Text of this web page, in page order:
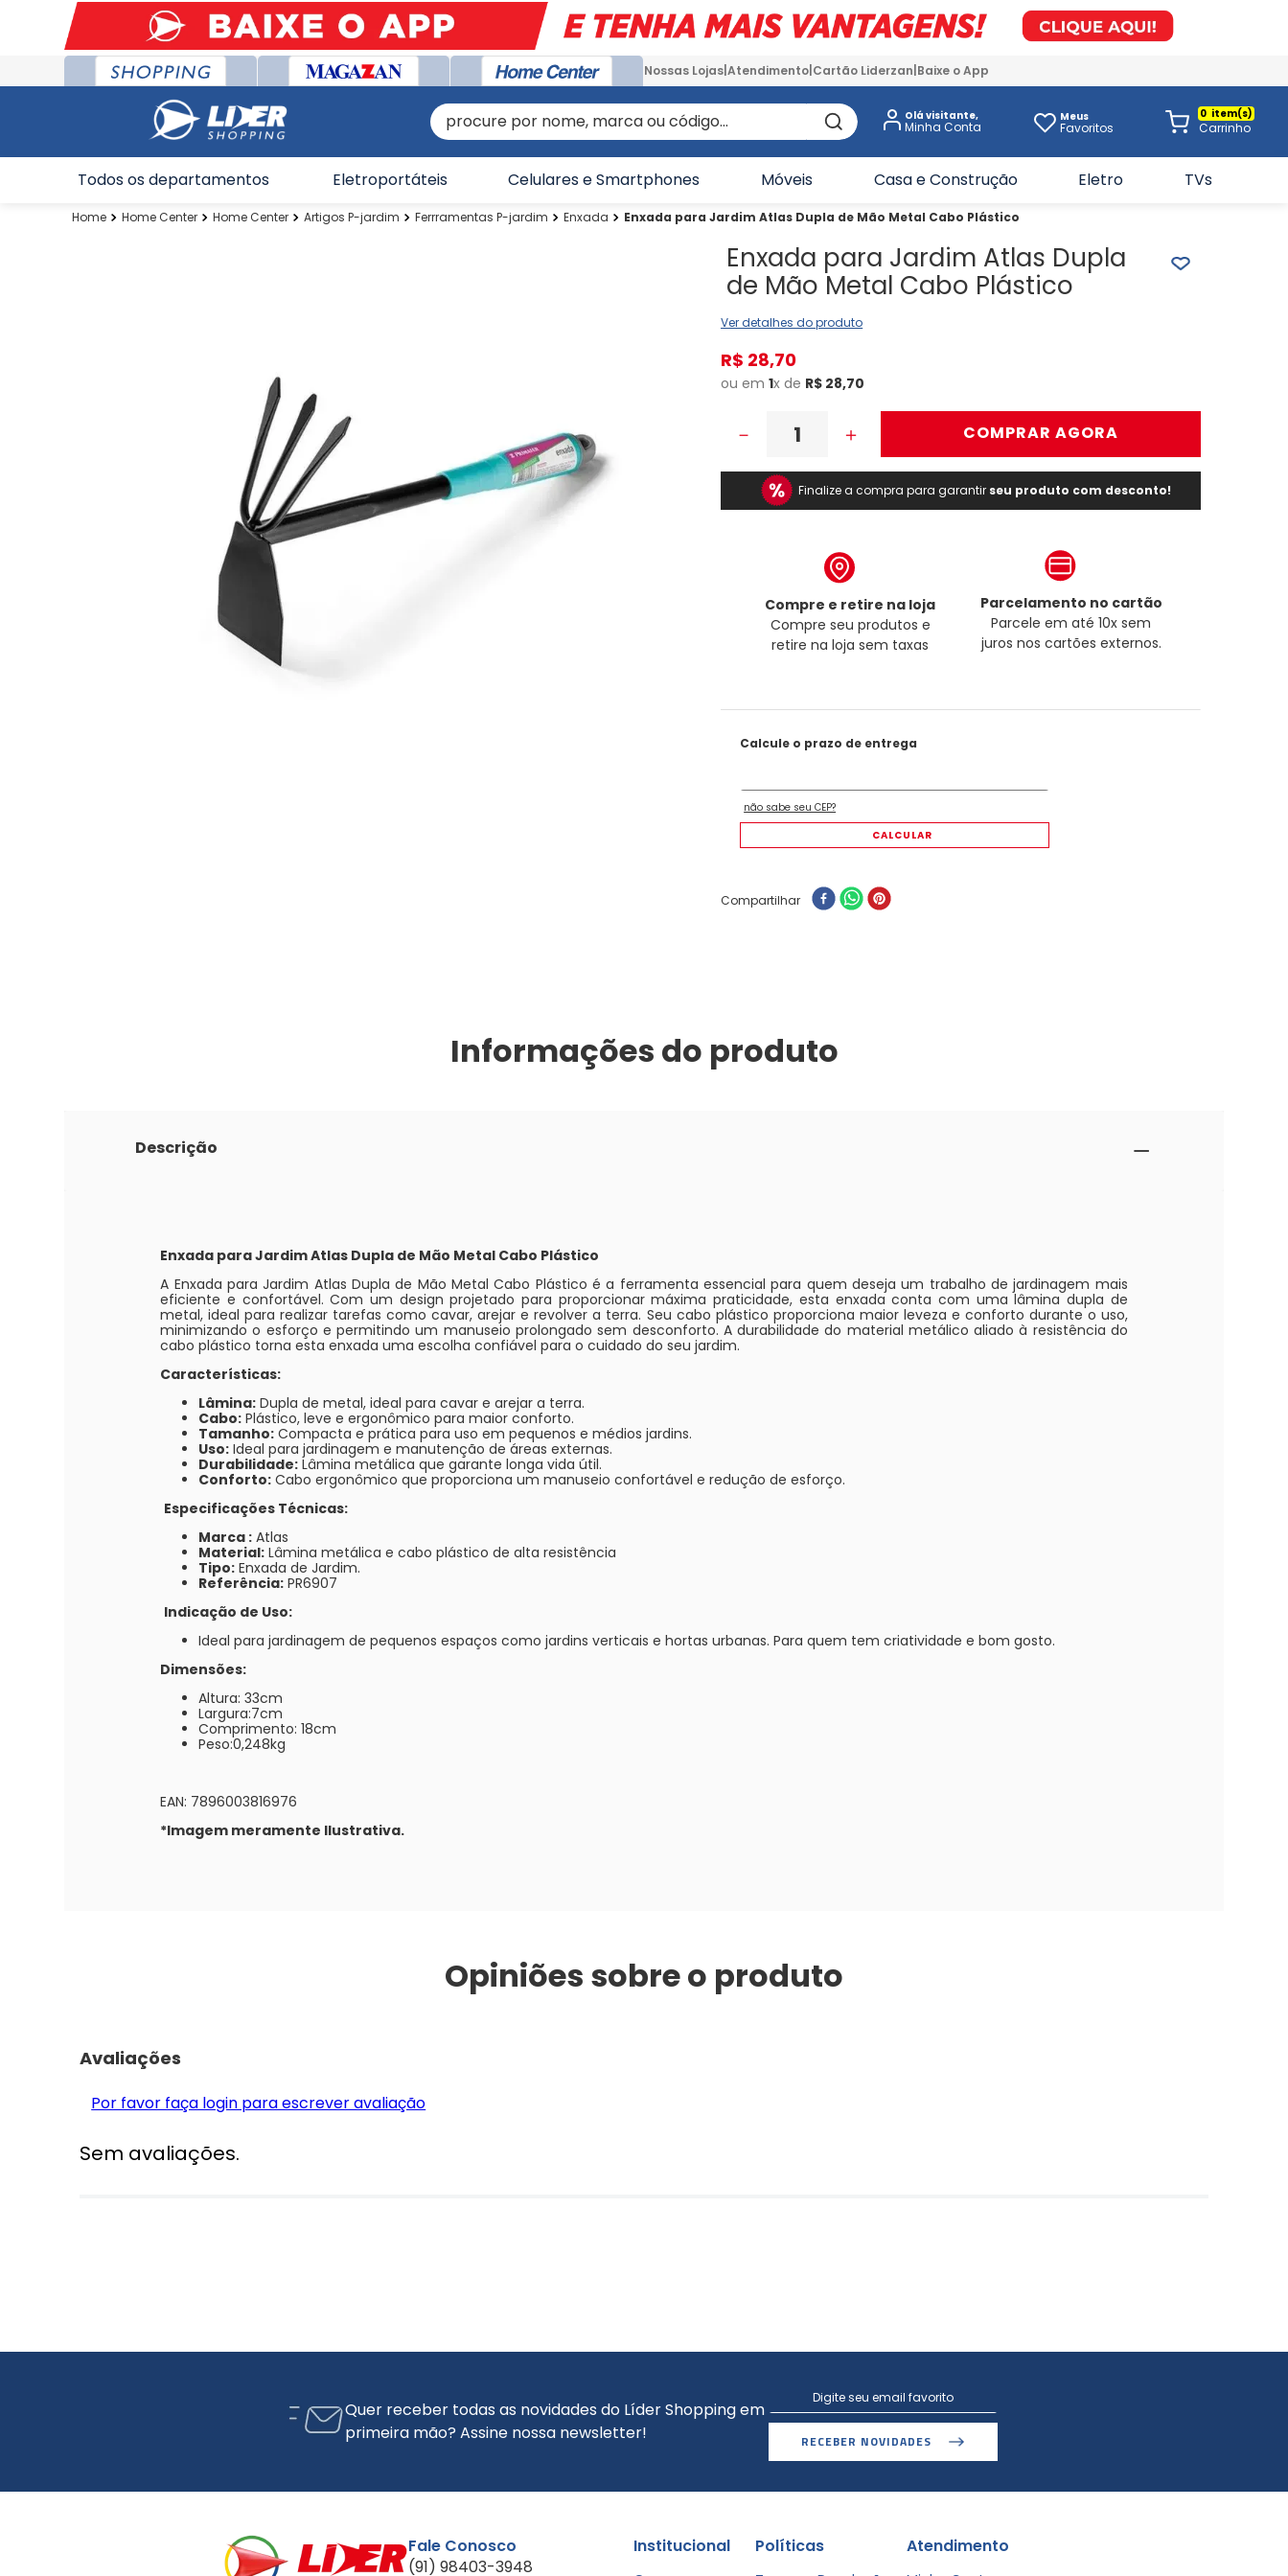
Nossas Lojas Atendimento Cartão Liderzan Baixe o App
procure por nome, marca ou código... Olá visitante, Meus
Favoritos
0
Todos os departamentos Eletroportáteis Celulares e Smartphones Móveis Casa e Construção Eletro TVs
Home Center Home Center Artigos P-jardim Ferrramentas P-jardim Enxada Enxada para Jardim Atlas Dupla de Mão Metal Cabo Plástico
Enxada para Jardim Atlas Dupla
de Mão Metal Cabo Plástico
Ver detalhes do produto
R$ 28,70
ou em1x de R$ 28,70
＋
－ COMPRAR AGORA
Finalize a compra para garantir seu produto com desconto!
Compre e retire na loja
Compre seu produtos e
retire na loja sem taxas
Parcelamento no cartão
Parcele em até 10x sem
juros nos cartões externos.
Compartilhar
Informações do produto
Descrição
Enxada para Jardim Atlas Dupla de Mão Metal Cabo Plástico
A Enxada para Jardim Atlas Dupla de Mão Metal Cabo Plástico é a ferramenta essencial para quem deseja um trabalho de jardinagem mais
eficiente e confortável. Com um design projetado para proporcionar máxima praticidade, esta enxada conta com uma lâmina dupla de
metal, ideal para realizar tarefas como cavar, arejar e revolver a terra. Seu cabo plástico proporciona maior leveza e conforto durante o uso,
minimizando o esforço e permitindo um manuseio prolongado sem desconforto. A durabilidade do material metálico aliado à resistência do
cabo plástico torna esta enxada uma escolha confiável para o cuidado do seu jardim.
Características:
Lâmina: Dupla de metal, ideal para cavar e arejar a terra.
Cabo: Plástico, leve e ergonômico para maior conforto.
Tamanho: Compacta e prática para uso em pequenos e médios jardins.
Uso: Ideal para jardinagem e manutenção de áreas externas.
Durabilidade: Lâmina metálica que garante longa vida útil.
Conforto: Cabo ergonômico que proporciona um manuseio confortável e redução de esforço.
Especificações Técnicas:
Marca : Atlas
Material: Lâmina metálica e cabo plástico de alta resistência
Tipo: Enxada de Jardim.
Referência: PR6907
Indicação de Uso:
Ideal para jardinagem de pequenos espaços como jardins verticais e hortas urbanas. Para quem tem criatividade e bom gosto.
Dimensões:
Altura: 33cm
Largura:7cm
Comprimento: 18cm
Peso:0,248kg
EAN: 7896003816976
*Imagem meramente Ilustrativa.
Opiniões sobre o produto
Avaliações
Por favor faça login para escrever avaliação
Sem avaliações.
Quer receber todas as novidades do Líder Shopping em
primeira mão? Assine nossa newsletter!
RECEBER NOVIDADES
Fale Conosco
(91) 98403-3948
Institucional Políticas Atendimento